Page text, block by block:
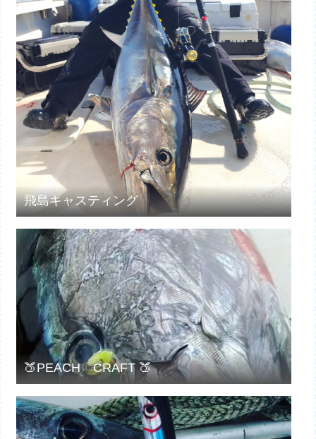
飛島キャスティング
🍑PEACH CRAFT 🍑